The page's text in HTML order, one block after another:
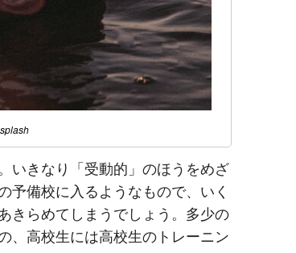
いきなり「受動的」のほうをめざ
予備校に入るようなもので、いく
きらめてしまうでしょう。多少の
、高校生には高校生のトレーニン